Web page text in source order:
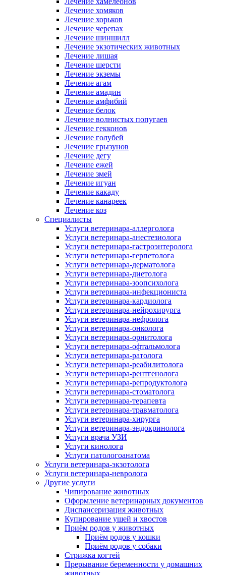
Лечение хомяков
Лечение хорьков
Лечение черепах
Лечение шиншилл
Лечение экзотических животных
Лечение лишая
Лечение шерсти
Лечение экземы
Лечение агам
Лечение амадин
Лечение амфибий
Лечение белок
Лечение волнистых попугаев
Лечение гекконов
Лечение голубей
Лечение грызунов
Лечение дегу
Лечение ежей
Лечение змей
Лечение игуан
Лечение какаду
Лечение канареек
Лечение коз
Специалисты
Услуги ветеринара-аллерголога
Услуги ветеринара-анестезиолога
Услуги ветеринара-гастроэнтеролога
Услуги ветеринара-герпетолога
Услуги ветеринара-дерматолога
Услуги ветеринара-диетолога
Услуги ветеринара-зоопсихолога
Услуги ветеринара-инфекциониста
Услуги ветеринара-кардиолога
Услуги ветеринара-нейрохирурга
Услуги ветеринара-нефролога
Услуги ветеринара-онколога
Услуги ветеринара-орнитолога
Услуги ветеринара-офтальмолога
Услуги ветеринара-ратолога
Услуги ветеринара-реабилитолога
Услуги ветеринара-рентгенолога
Услуги ветеринара-репродуктолога
Услуги ветеринара-стоматолога
Услуги ветеринара-терапевта
Услуги ветеринара-травматолога
Услуги ветеринара-хирурга
Услуги ветеринара-эндокринолога
Услуги врача УЗИ
Услуги кинолога
Услуги патологоанатома
Услуги ветеринара-экзотолога
Услуги ветеринара-невролога
Другие услуги
Чипирование животных
Оформление ветеринарных документов
Диспансеризация животных
Купирование ушей и хвостов
Приём родов у животных
Приём родов у кошки
Приём родов у собаки
Стрижка когтей
Прерывание беременности у домашних
животных